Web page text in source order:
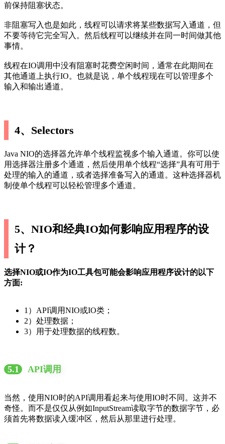
前保持阻塞状态。
非阻塞写入也是如此，线程可以请求将某些数据写入通道，但
不要等待它完全写入。然后线程可以继续并在同一时间做其他
事情。
线程在IO调用中没有阻塞时花费空闲时间，通常在此期间在
其他通道上执行IO。也就是说，单个线程现在可以管理多个
输入和输出通道。
4、Selectors
Java NIO的选择器允许单个线程监视多个输入通道。你可以使
用选择器注册多个通道，然后使用单个线程“选择”具有可用于
处理的输入的通道，或者选择准备写入的通道。这种选择器机
制使单个线程可以轻松管理多个通道。
5、NIO和经典IO如何影响应用程序的设
计？
选择NIO或IO作为IO工具包可能会影响应用程序设计的以下
方面:
1）API调用NIO或IO类；
2）处理数据；
3）用于处理数据的线程数。
5.1 API调用
当然，使用NIO时的API调用看起来与使用IO时不同。这并不
奇怪。而不是仅仅从例如InputStream读取字节的数据字节，必
须首先将数据读入缓冲区，然后从那里进行处理。